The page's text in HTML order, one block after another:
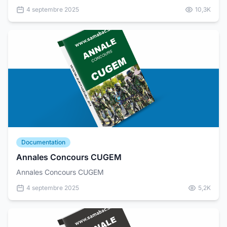
annale complète du concours de la Police, avec des
sujets...
4 septembre 2025 10,3K
Documentation
Annales Concours CUGEM
Annales Concours CUGEM
4 septembre 2025 5,2K